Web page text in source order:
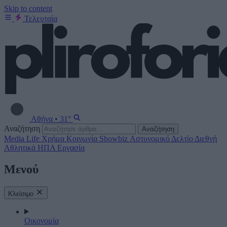
Skip to content
Τελευταία
Αθήνα • 31°
Αναζήτηση
Αναζήτηση
Media Life Χρήμα Κοινωνία Showbiz Αστυνομικό Δελτίο Διεθνή
Αθλητικά ΗΠΑ Εργασία
Μενού
Κλείσιμο
Οικονομία